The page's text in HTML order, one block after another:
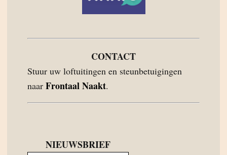
CONTACT
Stuur uw loftuitingen en steunbetuigingen
naar Frontaal Naakt.
NIEUWSBRIEF